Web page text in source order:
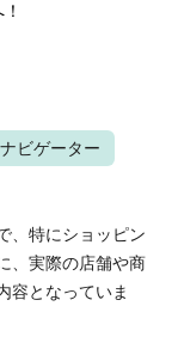
ビゲーター
、特にショッピン
、実際の店舗や商
容となっていま